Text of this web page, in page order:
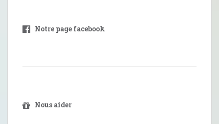
Notre page facebook
Nous aider